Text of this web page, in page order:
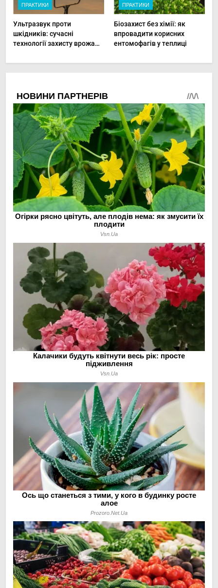
ПРАКТИКИ
Ультразвук проти
шкідників: сучасні
технології захисту врожаю
ПРАКТИКИ
Біозахист без хімії: як
впровадити корисних
ентомофагів у теплиці